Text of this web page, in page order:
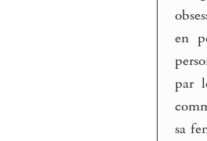
en
par
sa